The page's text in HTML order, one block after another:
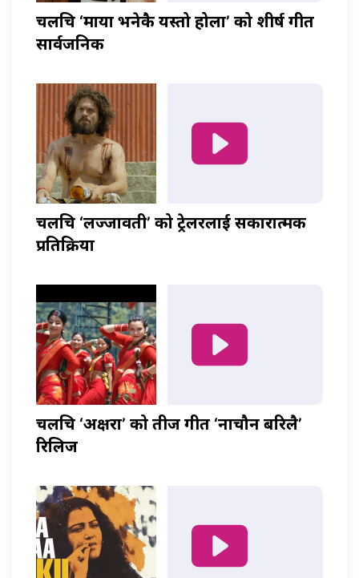
चलचित्र ‘माया भनेकै यस्तो होला’ को शीर्ष गीत
सार्वजनिक
चलचित्र ‘लज्जावती’ को ट्रेलरलाई सकारात्मक
प्रतिक्रिया
चलचित्र ‘अक्षरा’ को तीज गीत ‘नाचौन बरिलै’
रिलिज